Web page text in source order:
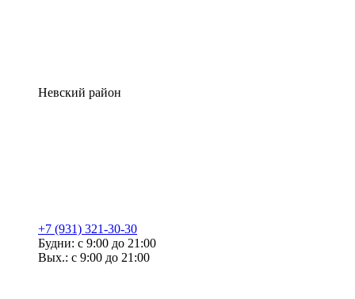
Невский район
+7 (931) 321-30-30
Будни: с 9:00 до 21:00
Вых.: с 9:00 до 21:00